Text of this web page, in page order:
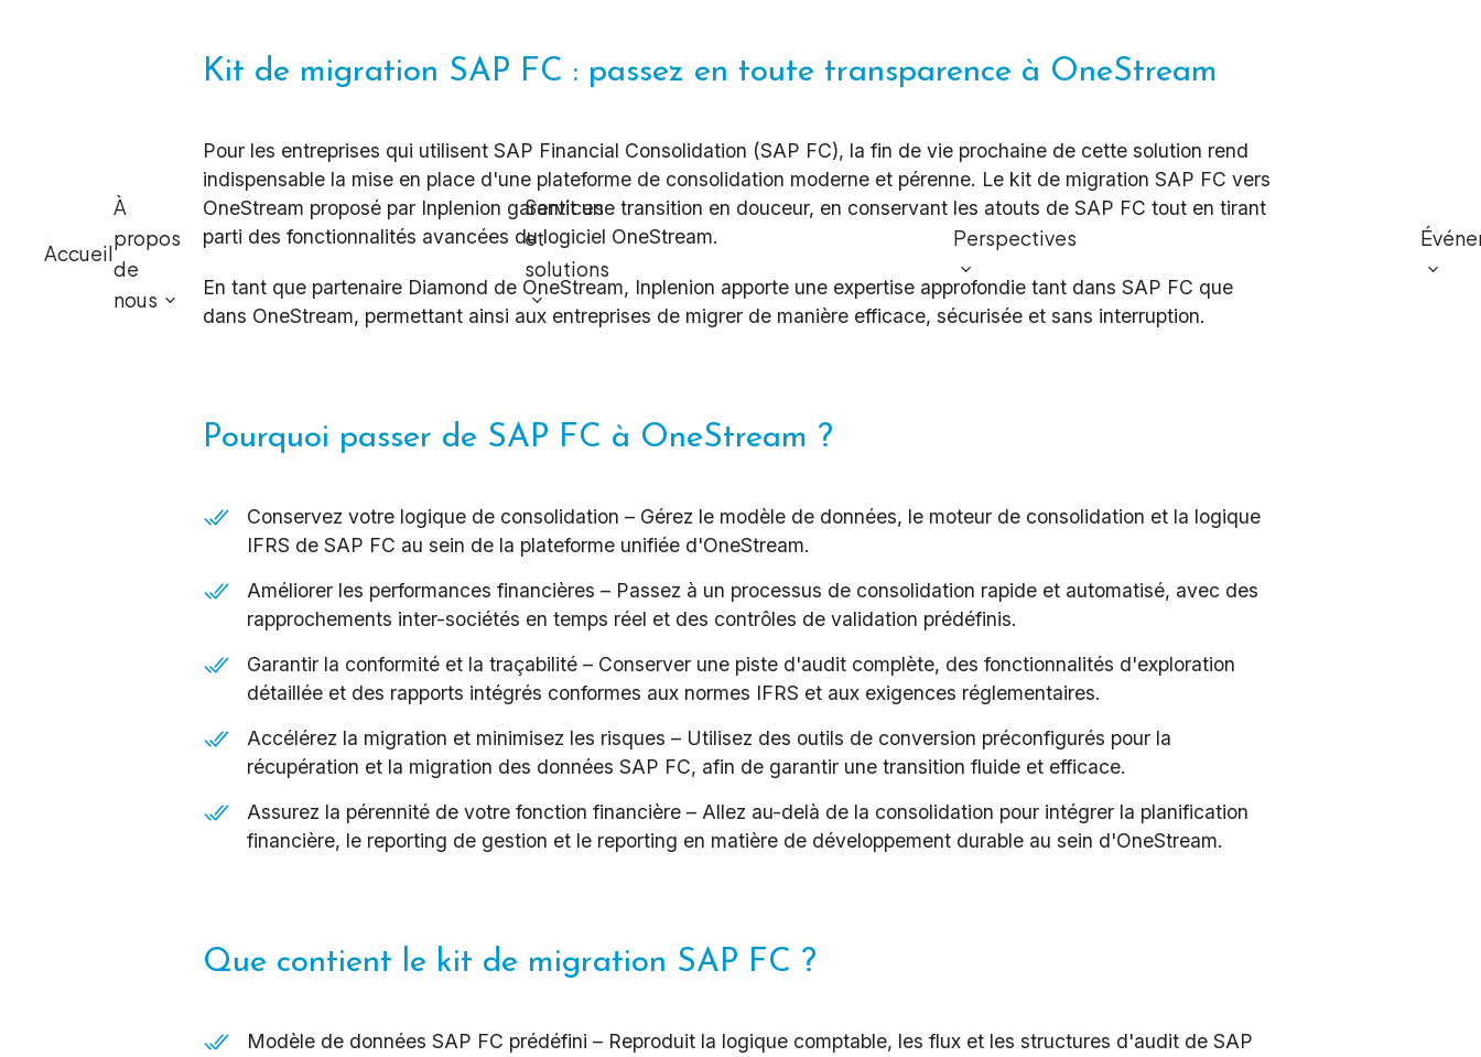
Accueil
À
propos
de
nous
Services
et
solutions
coûts
BI et reporting de gestion
du changement
Services gérés et assistance
Finance stratégique
Conformité au pilier 2 du projet
BEPS
location
Kits de migration SAP FC
Perspectives
Kit de migration SAP FC : passez en toute transparence à OneStream
Pour les entreprises qui utilisent SAP Financial Consolidation (SAP FC), la fin de vie prochaine de cette solution rend
indispensable la mise en place d'une plateforme de consolidation moderne et pérenne. Le kit de migration SAP FC vers
OneStream proposé par Inplenion garantit une transition en douceur, en conservant les atouts de SAP FC tout en tirant
parti des fonctionnalités avancées du logiciel OneStream.
En tant que partenaire Diamond de OneStream, Inplenion apporte une expertise approfondie tant dans SAP FC que
dans OneStream, permettant ainsi aux entreprises de migrer de manière efficace, sécurisée et sans interruption.
Pourquoi passer de SAP FC à OneStream ?
Conservez votre logique de consolidation – Gérez le modèle de données, le moteur de consolidation et la logique
IFRS de SAP FC au sein de la plateforme unifiée d'OneStream.
Améliorer les performances financières – Passez à un processus de consolidation rapide et automatisé, avec des
rapprochements inter-sociétés en temps réel et des contrôles de validation prédéfinis.
Garantir la conformité et la traçabilité – Conserver une piste d'audit complète, des fonctionnalités d'exploration
détaillée et des rapports intégrés conformes aux normes IFRS et aux exigences réglementaires.
Accélérez la migration et minimisez les risques – Utilisez des outils de conversion préconfigurés pour la
récupération et la migration des données SAP FC, afin de garantir une transition fluide et efficace.
Assurez la pérennité de votre fonction financière – Allez au-delà de la consolidation pour intégrer la planification
financière, le reporting de gestion et le reporting en matière de développement durable au sein d'OneStream.
Que contient le kit de migration SAP FC ?
Modèle de données SAP FC prédéfini – Reproduit la logique comptable, les flux et les structures d'audit de SAP